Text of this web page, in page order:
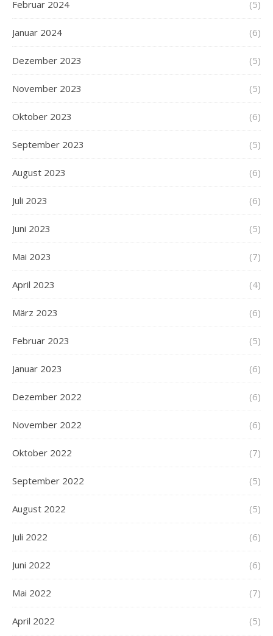
Februar 2024 (5)
Januar 2024 (6)
Dezember 2023 (5)
November 2023 (5)
Oktober 2023 (6)
September 2023 (5)
August 2023 (6)
Juli 2023 (6)
Juni 2023 (5)
Mai 2023 (7)
April 2023 (4)
März 2023 (6)
Februar 2023 (5)
Januar 2023 (6)
Dezember 2022 (6)
November 2022 (6)
Oktober 2022 (7)
September 2022 (5)
August 2022 (5)
Juli 2022 (6)
Juni 2022 (6)
Mai 2022 (7)
April 2022 (5)